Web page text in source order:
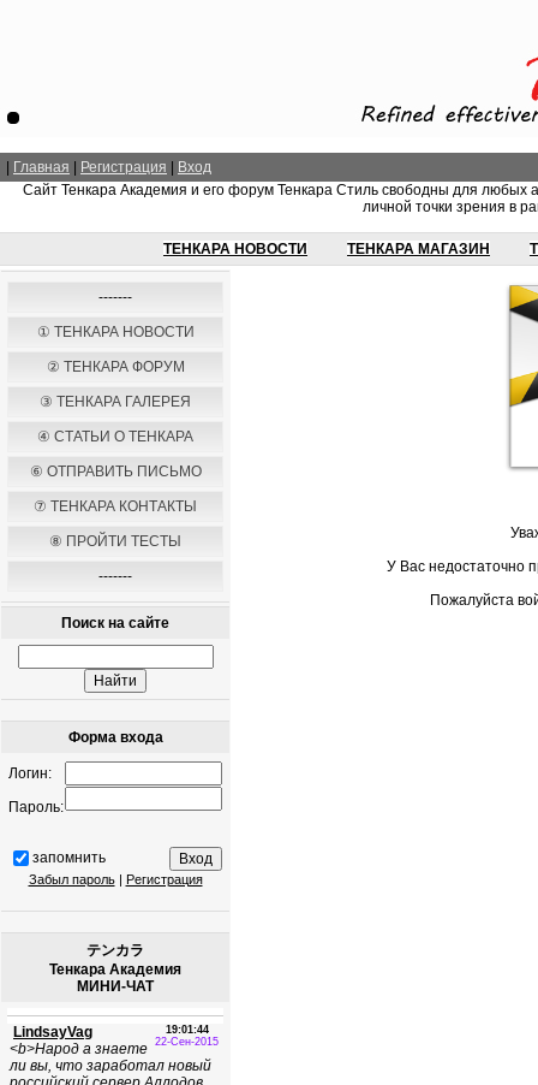
| Главная | Регистрация | Вход
Сайт Тенкара Академия и его форум Тенкара Стиль свободны для любых
личной точки зрения в
ТЕНКАРА НОВОСТИ ТЕНКАРА МАГАЗИН
-------
① ТЕНКАРА НОВОСТИ
② ТЕНКАРА ФОРУМ
③ ТЕНКАРА ГАЛЕРЕЯ
④ СТАТЬИ О ТЕНКАРА
⑥ ОТПРАВИТЬ ПИСЬМО
⑦ ТЕНКАРА КОНТАКТЫ
⑧ ПРОЙТИ ТЕСТЫ
-------
Поиск на сайте
Форма входа
Логин:
Пароль:
запомнить
Забыл пароль | Регистрация
テンカラ
Тенкара Академия
МИНИ-ЧАТ
У Вас недостаточно
Пожалуйста